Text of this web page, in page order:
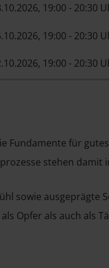
19:00 - 20:30
19:00 - 20:30
19:00 - 20:30
Fundamente für
stehen
sowie
Opfer als auch als